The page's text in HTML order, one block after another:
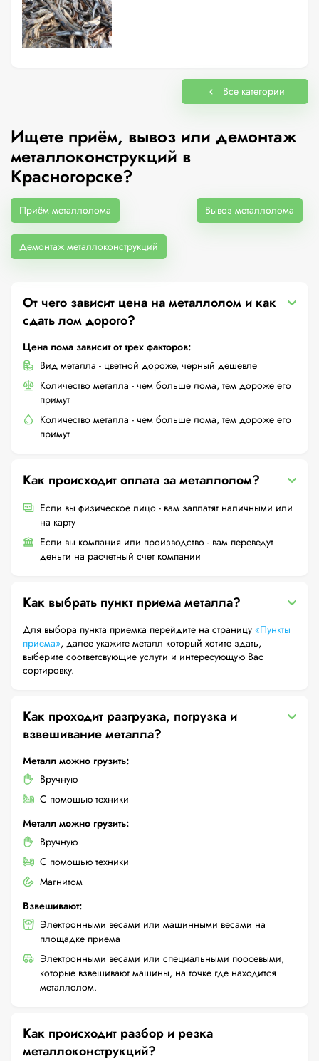
Все категории
Ищете приём, вывоз или демонтаж
металлоконструкций в
Красногорске?
Приём металлолома Вывоз металлолома
Демонтаж металлоконструкций
От чего зависит цена на металлолом и как
сдать лом дорого?
Цена лома зависит от трех факторов:
Вид металла - цветной дороже, черный дешевле
Количество металла - чем больше лома, тем дороже его
примут
Количество металла - чем больше лома, тем дороже его
примут
Как происходит оплата за металлолом?
Если вы физическое лицо - вам заплатят наличными или
на карту
Если вы компания или производство - вам переведут
деньги на расчетный счет компании
Как выбрать пункт приема металла?
Для выбора пункта приемка перейдите на страницу «Пункты
приема», далее укажите металл который хотите здать,
выберите соответсвующие услуги и интересующую Вас
сортировку.
Как проходит разгрузка, погрузка и
взвешивание металла?
Металл можно грузить:
Вручную
С помощью техники
Металл можно грузить:
Вручную
С помощью техники
Магнитом
Взвешивают:
Электронными весами или машинными весами на
площадке приема
Электронными весами или специальными поосевыми,
которые взвешивают машины, на точке где находится
металлолом.
Как происходит разбор и резка
металлоконструкций?